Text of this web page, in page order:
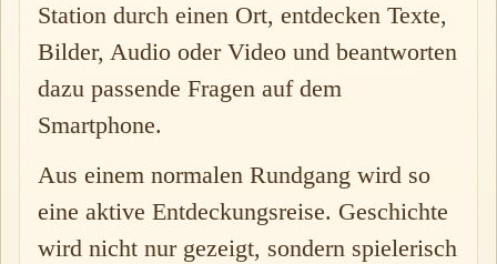
Station durch einen Ort, entdecken Texte,
Bilder, Audio oder Video und beantworten
dazu passende Fragen auf dem
Smartphone.
Aus einem normalen Rundgang wird so
eine aktive Entdeckungsreise. Geschichte
wird nicht nur gezeigt, sondern spielerisch